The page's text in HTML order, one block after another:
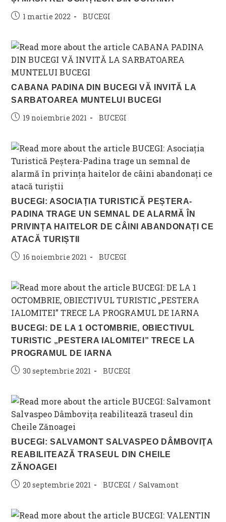
Post1 martie 2022
Post
BUCEGI
CABANA PADINA DIN BUCEGI VĂ INVITĂ LA
SARBATOAREA MUNTELUI BUCEGI
Post19 noiembrie 2021
Post
BUCEGI
BUCEGI: ASOCIAȚIA TURISTICĂ PEȘTERA-
PADINA TRAGE UN SEMNAL DE ALARMĂ ÎN
PRIVINȚA HAITELOR DE CÂINI ABANDONAȚI CE
ATACĂ TURIȘTII
Post16 noiembrie 2021
Post
BUCEGI
BUCEGI: DE LA 1 OCTOMBRIE, OBIECTIVUL
TURISTIC „PESTERA IALOMITEI” TRECE LA
PROGRAMUL DE IARNA
Post30 septembrie 2021
Post
BUCEGI
BUCEGI: SALVAMONT SALVASPEO DÂMBOVIŢA
REABILITEAZĂ TRASEUL DIN CHEILE
ZĂNOAGEI
Post20 septembrie 2021
Post
BUCEGI / Salvamont